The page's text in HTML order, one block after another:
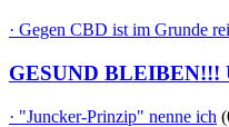
· Gegen CBD ist im Grunde
GESUND BLEIBEN!!!
· "Juncker-Prinzip" nenne ich